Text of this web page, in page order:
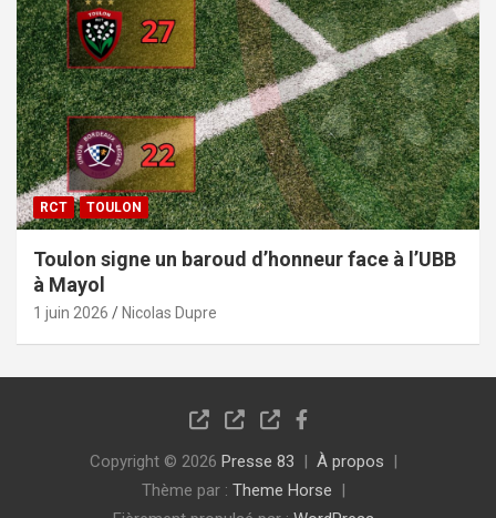
RCT TOULON
Toulon signe un baroud d’honneur face à l’UBB
à Mayol
1 juin 2026 Nicolas Dupre
Copyright © 2026 Presse 83
À propos
Thème par : Theme Horse